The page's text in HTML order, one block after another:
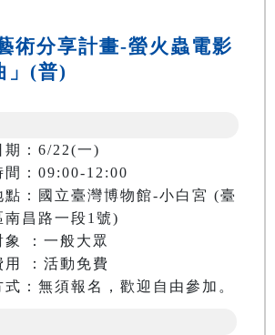
術分享計畫-螢火蟲電影
」(普)
期：6/22(一)
間：09:00-12:00
點：國立臺灣博物館-小白宮 (臺
南昌路一段1號)
象 ：一般大眾
用 ：活動免費
：無須報名，歡迎自由參加。